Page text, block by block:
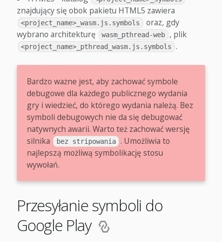
znajdujący się obok pakietu HTML5 zawiera
<project_name>_wasm.js.symbols
oraz, gdy
wybrano architekturę
wasm_pthread-web , plik
<project_name>_pthread_wasm.js.symbols .
Bardzo ważne jest, aby zachować symbole
debugowe dla każdego publicznego wydania
gry i wiedzieć, do którego wydania należą. Bez
symboli debugowych nie da się debugować
natywnych awarii. Warto też zachować wersję
silnika
bez stripowania . Umożliwia to
najlepszą możliwą symbolikację stosu
wywołań.
Przesyłanie symboli do
Google Play